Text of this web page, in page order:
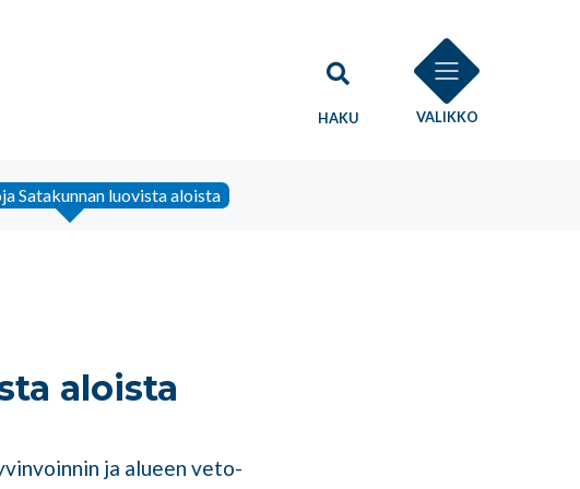
HAKU VALIKKO
Satakunnan luovista aloista
aloista
ja alueen veto-